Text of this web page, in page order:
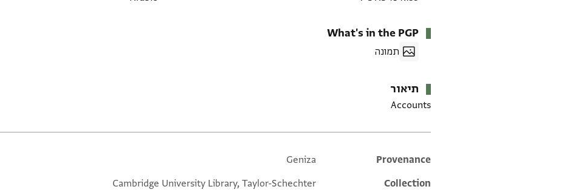
What's in the PGP
תמונה
תיאור
Accounts
Additional metadata
Provenance
Geniza
Collection
Cambridge University Library, Taylor-Schechter